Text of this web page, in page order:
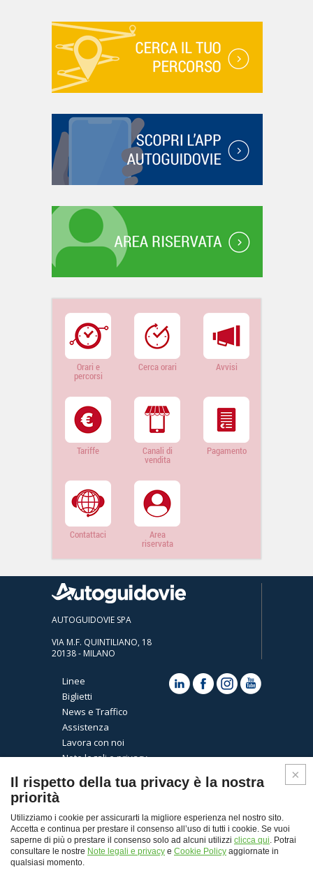
Orari e
percorsi
Cerca orari Avvisi
Tariffe Canali di
vendita
Pagamento
Contattaci Area
riservata
AUTOGUIDOVIE SPA
VIA M.F. QUINTILIANO, 18
20138 - MILANO
Linee
Biglietti
News e Traffico
Assistenza
Lavora con noi
Note legali e privacy
Il rispetto della tua privacy è la nostra
priorità
Utilizziamo i cookie per assicurarti la migliore esperienza nel nostro sito.
Accetta e continua per prestare il consenso all’uso di tutti i cookie. Se vuoi
saperne di più o prestare il consenso solo ad alcuni utilizzi clicca qui. Potrai
consultare le nostre Note legali e privacy e Cookie Policy aggiornate in
qualsiasi momento.